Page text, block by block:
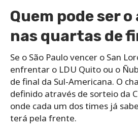
Quem pode ser
nas quartas de
Se o São Paulo vencer o San
enfrentar o LDU Quito ou o
de final da Sul-Americana. O
definido através de sorteio da
onde cada um dos times já
terá pela frente.